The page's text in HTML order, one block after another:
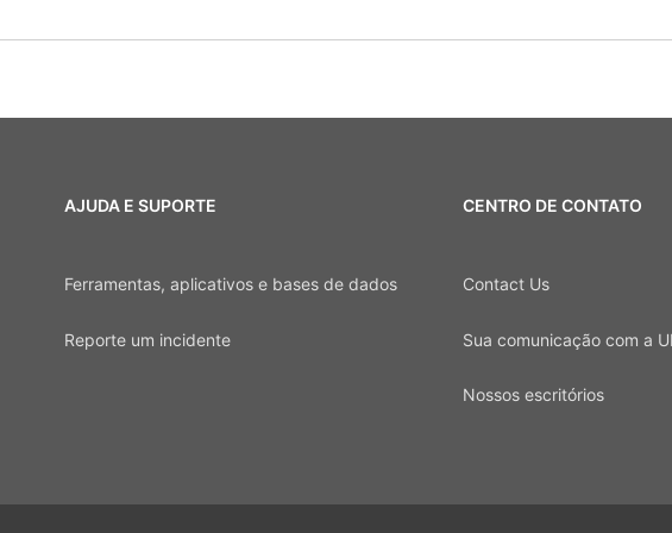
AJUDA E SUPORTE
Ferramentas, aplicativos e bases de dados
Reporte um incidente
CENTRO DE CONTATO
Contact Us
Sua comunicação com a
Nossos escritórios